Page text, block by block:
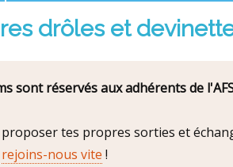
drôles et
sont réservés aux adhérents de
tes propres sorties et
rejoins-nous vite !